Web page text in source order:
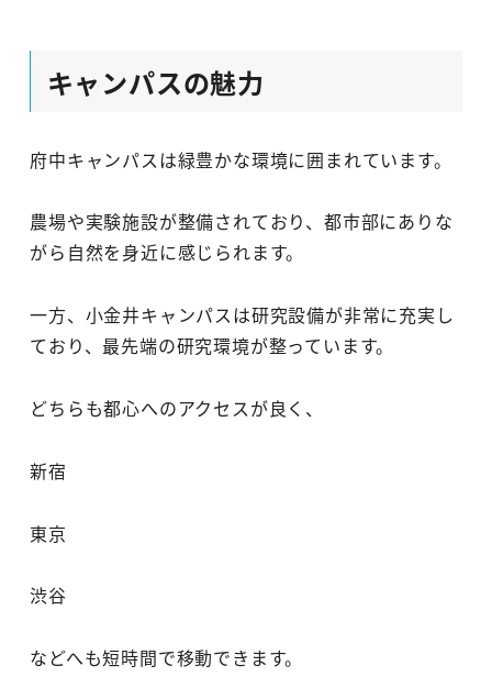
キャンパスの魅力
府中キャンパスは緑豊かな環境に囲まれています。
農場や実験施設が整備されており、都市部にありな
がら自然を身近に感じられます。
一方、小金井キャンパスは研究設備が非常に充実し
ており、最先端の研究環境が整っています。
どちらも都心へのアクセスが良く、
新宿
東京
渋谷
などへも短時間で移動できます。